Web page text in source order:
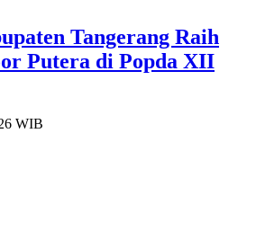
Tangerang Raih
Putera di Popda XII
WIB